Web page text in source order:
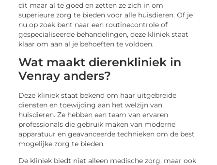
dit maar al te goed en zetten ze zich in om
superieure zorg te bieden voor alle huisdieren. Of je
nu op zoek bent naar een routinecontrole of
gespecialiseerde behandelingen, deze kliniek staat
klaar om aan al je behoeften te voldoen.
Wat maakt dierenkliniek in
Venray anders?
Deze kliniek staat bekend om haar uitgebreide
diensten en toewijding aan het welzijn van
huisdieren. Ze hebben een team van ervaren
professionals die gebruik maken van moderne
apparatuur en geavanceerde technieken om de best
mogelijke zorg te bieden.
De kliniek biedt niet alleen medische zorg, maar ook